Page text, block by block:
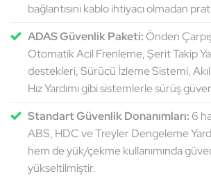
bağlantısını kablo ihtiyacı olmadan
ADAS Güvenlik Paketi:Önden
Otomatik Acil Frenleme, Şerit Takip
destekleri, Sürücü İzleme Sistemi,
Hız Yardımı gibi sistemlerle sürüş
Standart Güvenlik Donanımları:6
ABS, HDC ve Treyler Dengeleme
hem de yük/çekme kullanımında
yükseltilmiştir.